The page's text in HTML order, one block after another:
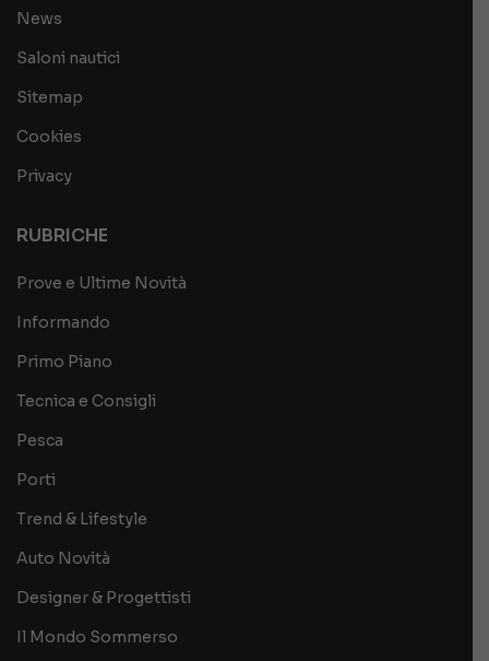
News
Saloni nautici
Sitemap
Cookies
Privacy
RUBRICHE
Prove e Ultime Novità
Informando
Primo Piano
Tecnica e Consigli
Pesca
Porti
Trend & Lifestyle
Auto Novità
Designer & Progettisti
Il Mondo Sommerso